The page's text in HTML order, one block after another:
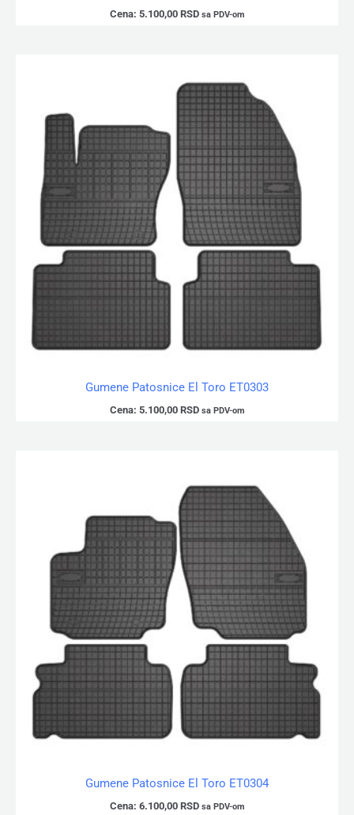
Cena: 5.100,00 RSD sa PDV-om
Gumene Patosnice El Toro ET0303
Cena: 5.100,00 RSD sa PDV-om
Gumene Patosnice El Toro ET0304
Cena: 6.100,00 RSD sa PDV-om